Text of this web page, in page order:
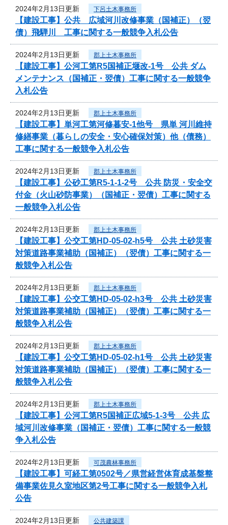
2024年2月13日更新 下呂土木事務所
【建設工事】公共 広域河川改修事業（国補正）（翌
債）飛騨川 工事に関する一般競争入札公告
2024年2月13日更新 郡上土木事務所
【建設工事】公河工第R5国補正堰改-1号 公共 ダム
メンテナンス（国補正・翌債）工事に関する一般競争
入札公告
2024年2月13日更新 郡上土木事務所
【建設工事】単河工第河修暮安-1他号 県単 河川維持
修繕事業（暮らしの安全・安心確保対策）他（債務）
工事に関する一般競争入札公告
2024年2月13日更新 郡上土木事務所
【建設工事】公砂工第R5-1-1-2号 公共 防災・安全交
付金（火山砂防事業）（国補正・翌債）工事に関する
一般競争入札公告
2024年2月13日更新 郡上土木事務所
【建設工事】公交工第HD-05-02-h5号 公共 土砂災害
対策道路事業補助（国補正）（翌債）工事に関する一
般競争入札公告
2024年2月13日更新 郡上土木事務所
【建設工事】公交工第HD-05-02-h3号 公共 土砂災害
対策道路事業補助（国補正）（翌債）工事に関する一
般競争入札公告
2024年2月13日更新 郡上土木事務所
【建設工事】公交工第HD-05-02-h1号 公共 土砂災害
対策道路事業補助（国補正）（翌債）工事に関する一
般競争入札公告
2024年2月13日更新 郡上土木事務所
【建設工事】公河工第R5国補正広域5-1-3号 公共 広
域河川改修事業（国補正・翌債）工事に関する一般競
争入札公告
2024年2月13日更新 可茂農林事務所
【建設工事】可経工第0502号／県営経営体育成基盤整
備事業佐見久室地区第2号工事に関する一般競争入札
公告
2024年2月13日更新 公共建築課